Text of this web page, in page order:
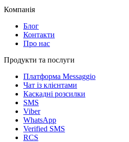
Компанія
Блог
Контакти
Про нас
Продукти та послуги
Платформа Messaggio
Чат із клієнтами
Каскадні розсилки
SMS
Viber
WhatsApp
Verified SMS
RCS